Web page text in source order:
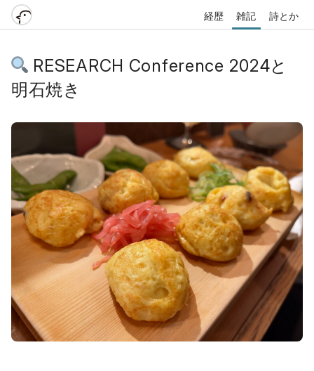
経歴 雑記 詩とか
RESEARCH Conference 2024と
明石焼き